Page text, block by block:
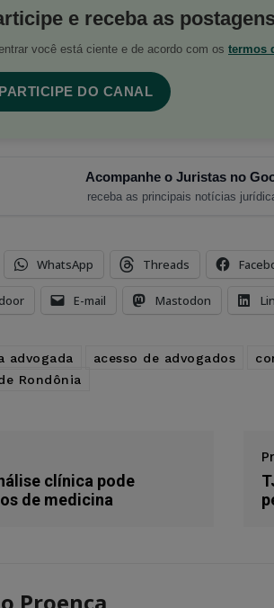
e receba as
você está ciente e de acordo com os termos
PARTICIPE DO CANAL
Acompanhe o Juristas no
receba as principais notícias
WhatsApp Threads
E-mail Mastodon
advogada acesso de advogados
Rondônia
clínica pode
de medicina